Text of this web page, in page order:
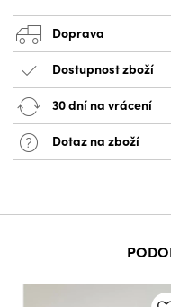
Doprava
Dostupnost zboží
30 dní na vrácení
Dotaz na zboží